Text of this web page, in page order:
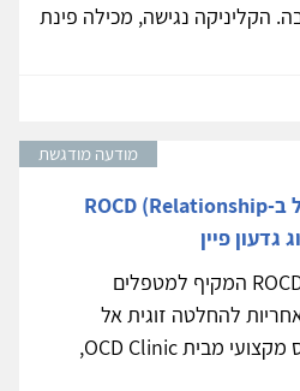
הקליניקה נגישה, מכילה פינת
מודעה מודגשת
קורס חדש ומקיף לטיפול ב-ROCD (Relationship
נפתחה ההרשמה לקורס ROCD המקיף למטפלים
להחלטה זוגית אל
המרחב של ה־ROCD קורס מקצועי מבית OCD Clinic,